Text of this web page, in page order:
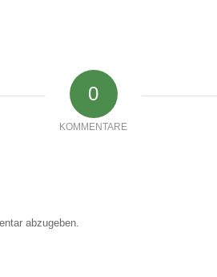
0
KOMMENTARE
abzugeben.